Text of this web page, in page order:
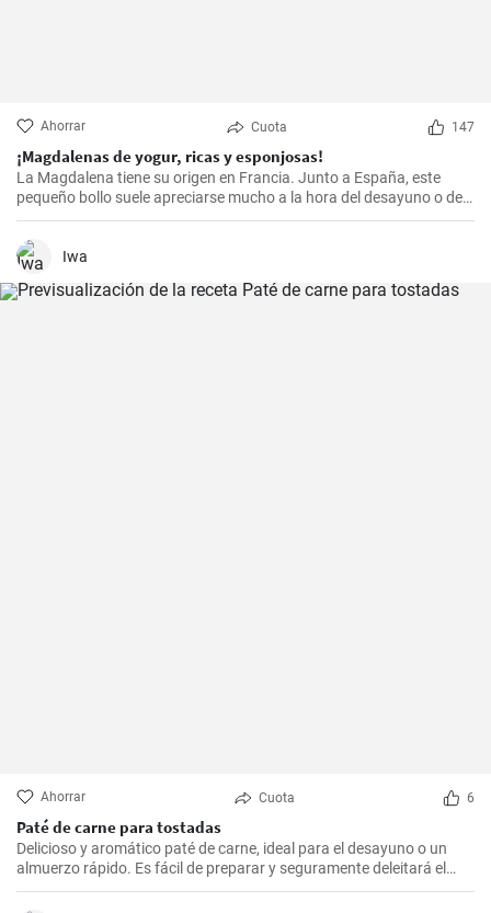
Ahorrar Cuota 147
¡Magdalenas de yogur, ricas y esponjosas!
La Magdalena tiene su origen en Francia. Junto a España, este
pequeño bollo suele apreciarse mucho a la hora del desayuno o de
la merienda. ¡Con la receta que os propongo hoy, vuestras
Iwa
Ahorrar Cuota 6
Paté de carne para tostadas
Delicioso y aromático paté de carne, ideal para el desayuno o un
almuerzo rápido. Es fácil de preparar y seguramente deleitará el
paladar de todos los amantes de la carne.